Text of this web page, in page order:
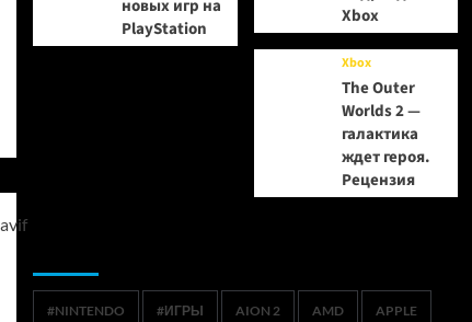
новых игр на
PlayStation
Xbox
Xbox
The Outer
Worlds 2 —
галактика
ждет героя.
Рецензия
#NINTENDO #ИГРЫ AION 2 AMD APPLE